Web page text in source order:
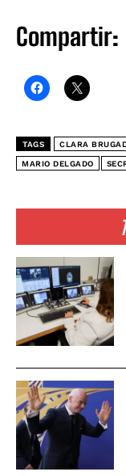
Compartir:
TAGS CLARA
MARIO DELGADO